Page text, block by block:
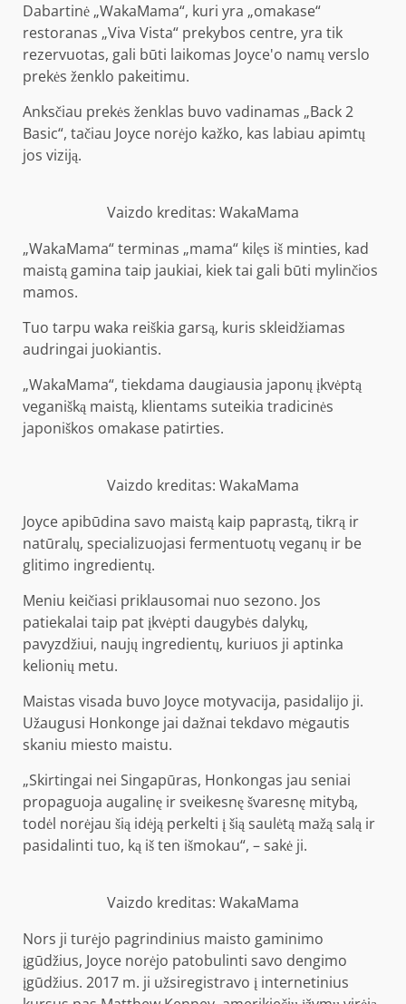
Dabartinė „WakaMama“, kuri yra „omakase“
restoranas „Viva Vista“ prekybos centre, yra tik
rezervuotas, gali būti laikomas Joyce'o namų verslo
prekės ženklo pakeitimu.
Anksčiau prekės ženklas buvo vadinamas „Back 2
Basic“, tačiau Joyce norėjo kažko, kas labiau apimtų
jos viziją.
Vaizdo kreditas: WakaMama
„WakaMama“ terminas „mama“ kilęs iš minties, kad
maistą gamina taip jaukiai, kiek tai gali būti mylinčios
mamos.
Tuo tarpu waka reiškia garsą, kuris skleidžiamas
audringai juokiantis.
„WakaMama“, tiekdama daugiausia japonų įkvėptą
veganišką maistą, klientams suteikia tradicinės
japoniškos omakase patirties.
Vaizdo kreditas: WakaMama
Joyce apibūdina savo maistą kaip paprastą, tikrą ir
natūralų, specializuojasi fermentuotų veganų ir be
glitimo ingredientų.
Meniu keičiasi priklausomai nuo sezono. Jos
patiekalai taip pat įkvėpti daugybės dalykų,
pavyzdžiui, naujų ingredientų, kuriuos ji aptinka
kelionių metu.
Maistas visada buvo Joyce motyvacija, pasidalijo ji.
Užaugusi Honkonge jai dažnai tekdavo mėgautis
skaniu miesto maistu.
„Skirtingai nei Singapūras, Honkongas jau seniai
propaguoja augalinę ir sveikesnę švaresnę mitybą,
todėl norėjau šią idėją perkelti į šią saulėtą mažą salą ir
pasidalinti tuo, ką iš ten išmokau“, – sakė ji.
Vaizdo kreditas: WakaMama
Nors ji turėjo pagrindinius maisto gaminimo
įgūdžius, Joyce norėjo patobulinti savo dengimo
įgūdžius. 2017 m. ji užsiregistravo į internetinius